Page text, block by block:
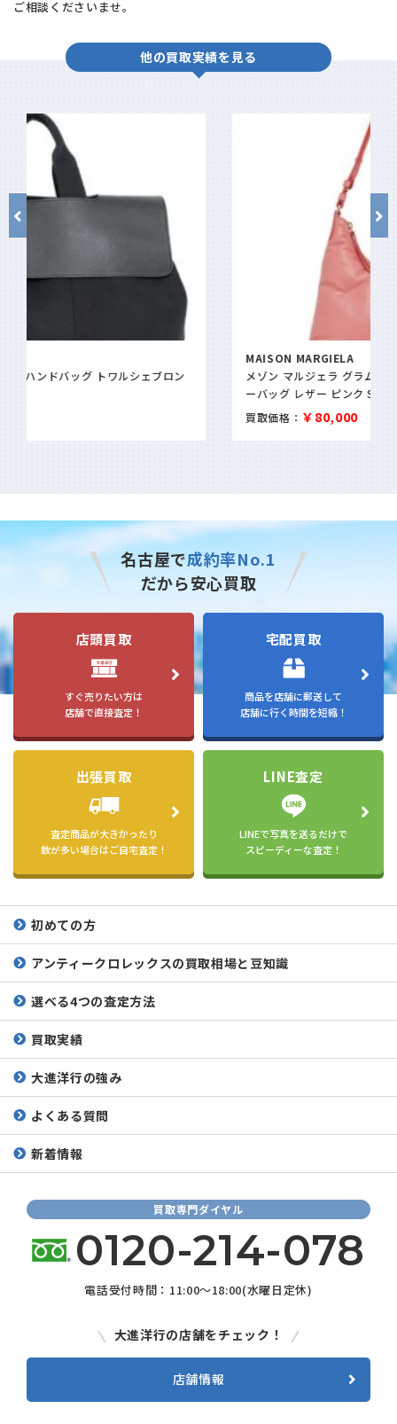
ご相談くださいませ。
他の買取実績を見る
メゾン マルジェラ グラムスラム ホーボー スモール ショルダ
名古屋で成約率No.1
だから安心買取
店頭買取
すぐ売りたい方は
店舗で直接査定！
宅配買取
商品を店舗に郵送して
店舗に行く時間を短縮！
出張買取
査定商品が大きかったり
数が多い場合はご自宅査定！
LINE査定
LINEで写真を送るだけで
スピーディーな査定！
初めての方
アンティークロレックスの買取相場と豆知識
選べる4つの査定方法
買取実績
大進洋行の強み
よくある質問
新着情報
買取専門ダイヤル
0120-214-078
電話受付時間：11:00～18:00(水曜日定休)
大進洋行の店舗をチェック！
店舗情報